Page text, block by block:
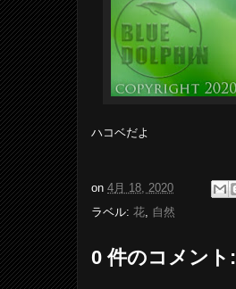
ハコベだよ
on 4月 18, 2020
ラベル: 花, 自然
0 件のコメント: